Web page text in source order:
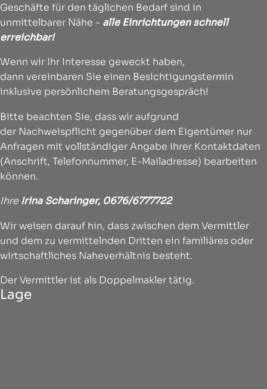
Geschäfte für den täglichen Bedarf sind in
unmittelbarer Nähe - alle Einrichtungen schnell
erreichbar!
Wenn wir Ihr Interesse geweckt haben,
dann vereinbaren Sie einen Besichtigungstermin
inklusive persönlichem Beratungsgespräch!
Bitte beachten Sie, dass wir aufgrund
der Nachweispflicht gegenüber dem Eigentümer nur
Anfragen mit vollständiger Angabe ihrer Kontaktdaten
(Anschrift, Telefonnummer, E-Mailadresse) bearbeiten
können.
IhreIrina Scharinger, 0676/6777722
Wir weisen darauf hin, dass zwischen dem Vermittler
und dem zu vermittelnden Dritten ein familiäres oder
wirtschaftliches Naheverhältnis besteht.
Der Vermittler ist als Doppelmakler tätig.
Lage